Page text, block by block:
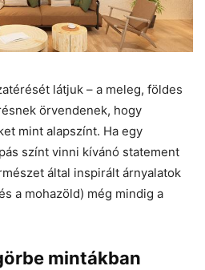
látjuk – a meleg, földes
örvendenek, hogy
mint alapszínt. Ha egy
színt vinni kívánó statement
által inspirált árnyalatok
a mohazöld) még mindig a
mintákban